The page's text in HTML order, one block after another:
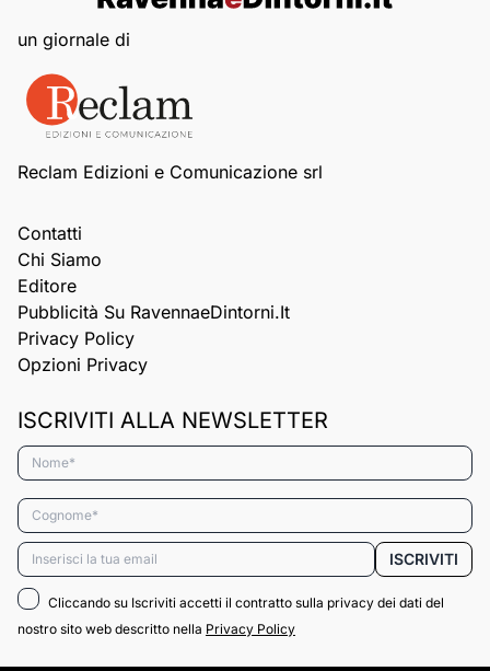
un giornale di
Reclam Edizioni e Comunicazione srl
Contatti
Chi Siamo
Editore
Pubblicità Su RavennaeDintorni.it
Privacy Policy
Opzioni Privacy
ISCRIVITI ALLA NEWSLETTER
Nome*
Cognome*
Email* ISCRIVITI
Cliccando su Iscriviti accetti il contratto sulla privacy dei dati del
nostro sito web descritto nella Privacy Policy